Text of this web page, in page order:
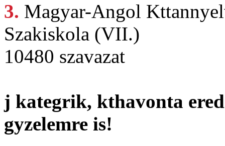
3. Magyar-Angol
Szakiskola (VII.)
10480 szavazat
j kategrik, kthavonta
gyzelemre is!